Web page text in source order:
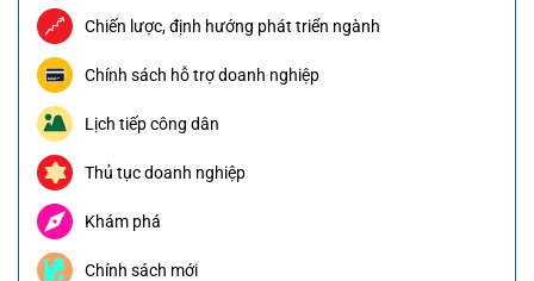
Chiến lược, định hướng phát triển ngành
Chính sách hỗ trợ doanh nghiệp
Lịch tiếp công dân
Thủ tục doanh nghiệp
Khám phá
Chính sách mới